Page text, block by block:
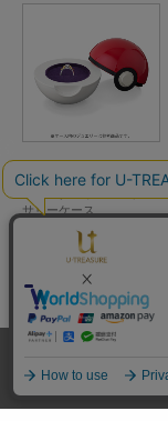
ポケットモンスター
サリーケース
¥15,400